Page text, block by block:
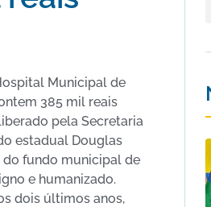
Municipal de
385 mil reais
pela Secretaria
estadual Douglas
do fundo municipal de
e humanizado.
dois últimos anos,